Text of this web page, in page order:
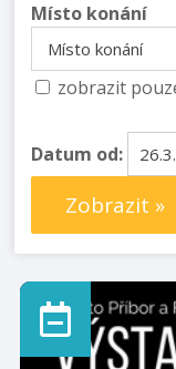
Místo konání
zobrazit
Datum od:
Zobrazit »